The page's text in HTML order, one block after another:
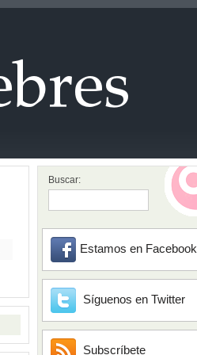
Buscar:
Estamos en Facebook
Síguenos en Twitter
Subscríbete